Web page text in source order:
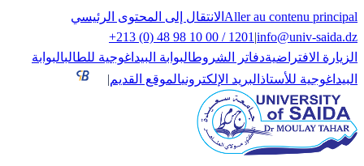
Aller au contenu principal الانتقال إلى المحتوى الرئيسي
info@univ-saida.dz
|
+213 (0) 48 98 10 00 / 1201
الزيارة الافتراضيةدفاتر الشروطالبوابة البيداغوجية للطالبالبوابة
البيداغوجية للأستاذ البريد الإلكترونيالموقع القديم|